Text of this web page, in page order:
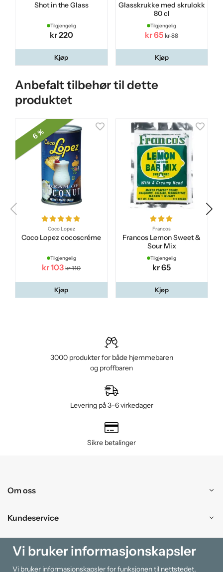
Shot in the Glass
Tilgjengelig
kr 220
Kjøp
Glasskrukke med skrulokk
80 cl
Tilgjengelig
kr 65 kr 88
Kjøp
Anbefalt tilbehør til dette
produktet
6 %
Coco Lopez
Coco Lopez cocoscréme
Tilgjengelig
kr 103 kr 110
Kjøp
Francos
Francos Lemon Sweet &
Sour Mix
Tilgjengelig
kr 65
Kjøp
3000 produkter for både hjemmebaren
og proffbaren
Levering på 3–6 virkedager
Sikre betalinger
Om oss
Kundeservice
Kjøpesenter
Vi bruker informasjonskapsler
Vi bruker informasjonskapsler for funksjonen til nettstedet,